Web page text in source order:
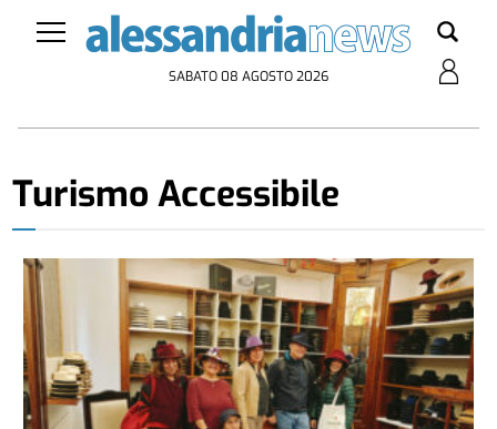
SABATO 08 AGOSTO 2026
Turismo Accessibile